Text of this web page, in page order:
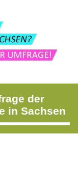
der
in Sachsen